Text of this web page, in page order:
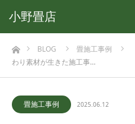
小野畳店
ホームBLOG 畳施工事例
わり素材が生きた施工事…
畳施工事例 2025.06.12